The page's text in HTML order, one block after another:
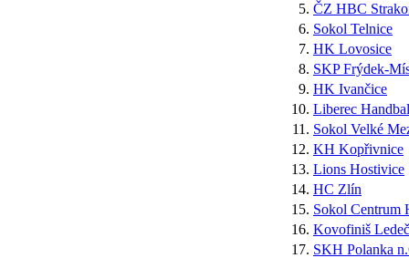
5. ČZ HBC
6. Sokol Telnice
7. HK Lovosice
8. SKP Frýdek-
9. HK Ivančice
10. Liberec
11. Sokol Velké
12. KH Kopřivnice
13. Lions Hostivice
14. HC Zlín
15. Sokol Centrum
16. Kovofiniš
17. SKH Polanka